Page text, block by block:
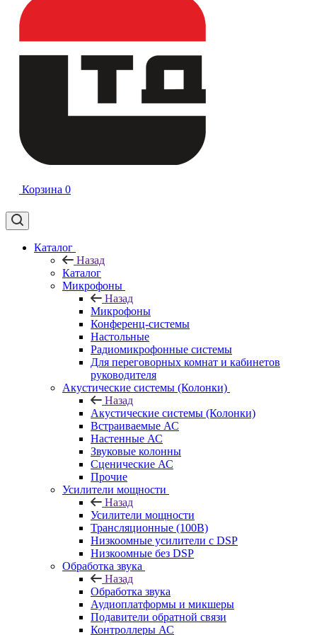
Корзина 0
Каталог
Назад
Каталог
Микрофоны
Назад
Микрофоны
Конференц-системы
Настольные
Радиомикрофонные системы
Для переговорных комнат и кабинетов
руководителя
Акустические системы (Колонки)
Назад
Акустические системы (Колонки)
Встраиваемые АС
Настенные АС
Звуковые колонны
Сценические АС
Прочие
Усилители мощности
Назад
Усилители мощности
Трансляционные (100В)
Низкоомные усилители с DSP
Низкоомные без DSP
Обработка звука
Назад
Обработка звука
Аудиоплатформы и микшеры
Подавители обратной связи
Контроллеры АС